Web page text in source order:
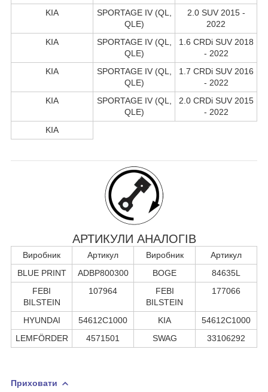
KIA
SPORTAGE IV (QL,
QLE)
2.0 SUV 2015 -
2022
KIA
SPORTAGE IV (QL,
QLE)
1.6 CRDi SUV 2018
- 2022
KIA
SPORTAGE IV (QL,
QLE)
1.7 CRDi SUV 2016
- 2022
KIA
SPORTAGE IV (QL,
QLE)
2.0 CRDi SUV 2015
- 2022
KIA
АРТИКУЛИ АНАЛОГІВ
Виробник Артикул Виробник
Артикул
BLUE PRINT
ADBP800300 BOGE
84635L
FEBI
BILSTEIN
107964
FEBI
BILSTEIN
177066
HYUNDAI 54612C1000 KIA
54612C1000
LEMFÖRDER
4571501 SWAG 33106292
Приховати